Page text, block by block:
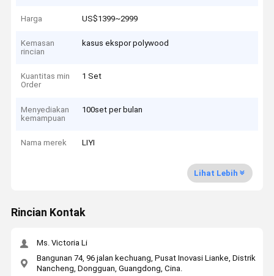
Harga US$1399~2999
Kemasan
rincian
kasus ekspor polywood
Kuantitas min
Order
1 Set
Menyediakan
kemampuan
100set per bulan
Nama merek LIYI
Lihat Lebih
Rincian Kontak
Ms. Victoria Li
Bangunan 74, 96 jalan kechuang, Pusat Inovasi Lianke, Distrik
Nancheng, Dongguan, Guangdong, Cina.